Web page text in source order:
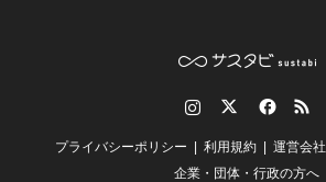
RSS
プライバシーポリシー 利用規約 運営会社
企業・団体・行政の方へ